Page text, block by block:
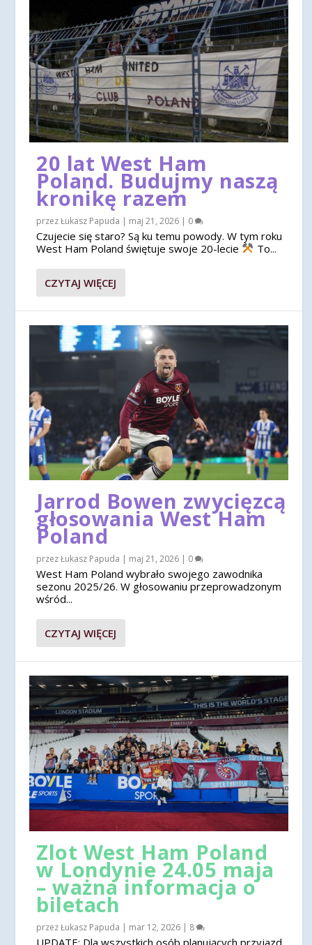
20 lat West Ham
Poland. Budujmy naszą
kronikę razem
przezŁukasz Papuda | maj 21, 2026 | 0
Czujecie się staro? Są ku temu powody. W tym roku
West Ham Poland świętuje swoje 20-lecie
To...
CZYTAJ WIĘCEJ
Jarrod Bowen zwycięzcą
głosowania West Ham
Poland
przezŁukasz Papuda | maj 21, 2026 | 0
West Ham Poland wybrało swojego zawodnika
sezonu 2025/26. W głosowaniu przeprowadzonym
wśród...
CZYTAJ WIĘCEJ
Zlot West Ham Poland
w Londynie 24.05 maja
– ważna informacja o
biletach
przezŁukasz Papuda | mar 12, 2026 | 8
UPDATE: Dla wszystkich osób planujących przyjazd